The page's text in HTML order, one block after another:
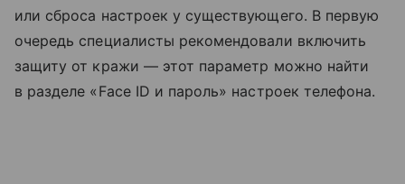
или сброса настроек у существующего. В первую
очередь специалисты рекомендовали включить
защиту от кражи — этот параметр можно найти
в разделе «Face ID и пароль» настроек телефона.